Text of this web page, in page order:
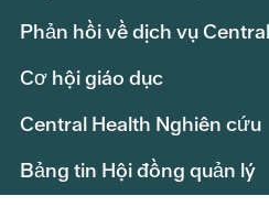
Phản hồi về dịch vụ
Cơ hội giáo dục
Central Health Nghiên cứu
Bảng tin Hội đồng quản lý